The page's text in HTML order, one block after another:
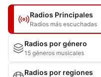
Radios Principales
Radios más escuchadas
Radios por género
15 géneros musicales
Radios por regiones